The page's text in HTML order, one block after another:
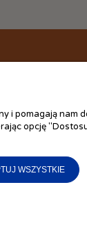
i pomagają
opcję
WSZYSTKIE